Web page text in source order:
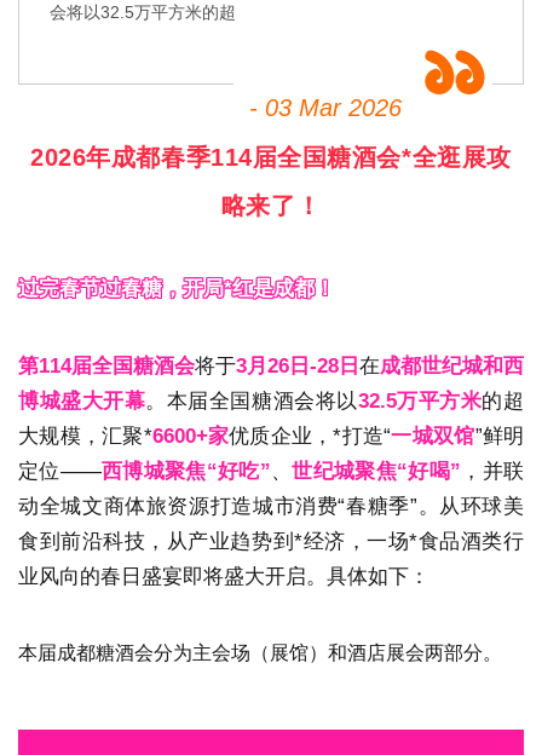
会将以32.5万平方米的超
- 03 Mar 2026
2026年成都春季114届全国糖酒会*全逛展攻
略来了！
过完春节过春糖，开局*红是成都！
第114届全国糖酒会将于3月26日-28日 在成都世纪城和西
博城盛大开幕。本届全国糖酒会将以32.5万平方米的超
大规模，汇聚*6600+家优质企业，*打造“一城双馆”鲜明
定位——西博城聚焦“好吃”、世纪城聚焦“好喝” ，并联
动全城文商体旅资源打造城市消费“春糖季”。从环球美
食到前沿科技，从产业趋势到*经济，一场*食品酒类行
业风向的春日盛宴即将盛大开启。具体如下：
本届成都糖酒会分为主会场（展馆）和酒店展会两部分。